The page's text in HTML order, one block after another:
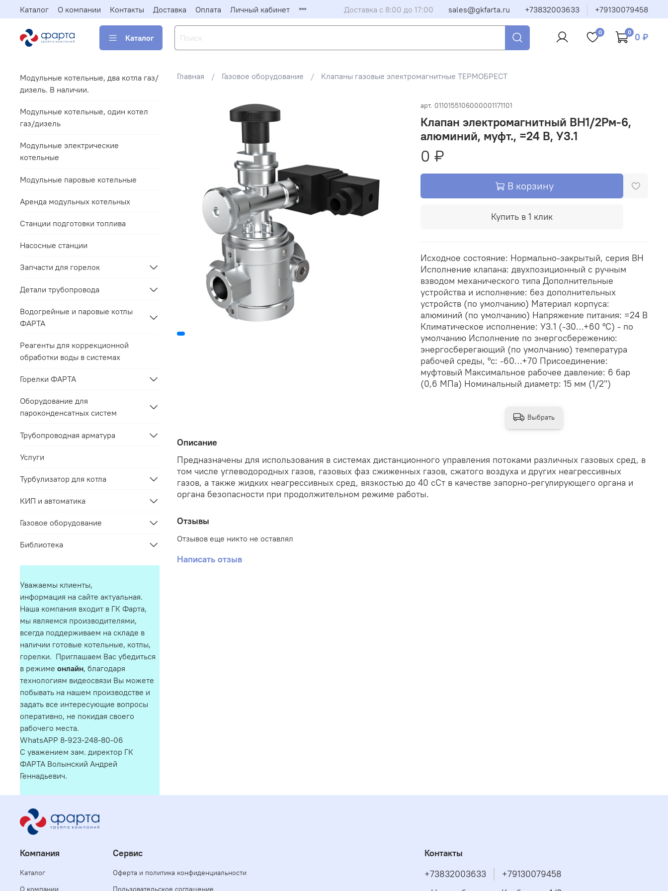
Каталог О компании Контакты Доставка Оплата Личный кабинет Доставка с 8:00 до 17:00 sales@gkfarta.ru +73832003633 +79130079458
Каталог
0 0 0 ₽
Главная Газовое оборудование Клапаны газовые электромагнитные ТЕРМОБРЕСТ
арт. 0110155106000001171101
Клапан электромагнитный ВН1/2Рм-6,
алюминий, муфт., =24 В, У3.1
0 ₽
В корзину
Купить в 1 клик
Исходное состояние: Нормально-закрытый, серия ВН
Исполнение клапана: двухпозиционный с ручным
взводом механического типа Дополнительные
устройства и исполнение: без дополнительных
устройств (по умолчанию) Материал корпуса:
алюминий (по умолчанию) Напряжение питания: =24 В
Климатическое исполнение: У3.1 (-30…+60 °С) - по
умолчанию Исполнение по энергосбережению:
энергосберегающий (по умолчанию) температура
рабочей среды, °с: -60…+70 Присоединение:
муфтовый Максимальное рабочее давление: 6 бар
(0,6 МПа) Номинальный диаметр: 15 мм (1/2")
Описание
Предназначены для использования в системах дистанционного управления потоками различных газовых сред, в
том числе углеводородных газов, газовых фаз сжиженных газов, сжатого воздуха и других неагрессивных
газов, а также жидких неагрессивных сред, вязкостью до 40 сСт в качестве запорно-регулирующего органа и
органа безопасности при продолжительном режиме работы.
Отзывы
Отзывов еще никто не оставлял
Написать отзыв
Выбрать
Модульные котельные, два котла газ/
дизель. В наличии.
Модульные котельные, один котел
газ/дизель
Модульные электрические
котельные
Модульные паровые котельные
Аренда модульных котельных
Станции подготовки топлива
Насосные станции
Запчасти для горелок
Детали трубопровода
Водогрейные и паровые котлы
ФАРТА
Реагенты для коррекционной
обработки воды в системах
Горелки ФАРТА
Оборудование для
пароконденсатных систем
Трубопроводная арматура
Услуги
Турбулизатор для котла
КИП и автоматика
Газовое оборудование
Библиотека
Уважаемы клиенты,
информация на сайте актуальная.
Наша компания входит в ГК Фарта,
мы являемся производителями,
всегда поддерживаем на складе в
наличии готовые котельные, котлы,
горелки. Приглашаем Вас убедиться
в режиме онлайн, благодаря
технологиям видеосвязи Вы можете
побывать на нашем производстве и
задать все интересующие вопросы
оперативно, не покидая своего
рабочего места.
WhatsAPP 8-923-248-80-06
С уважением зам. директор ГК
ФАРТА Волынский Андрей
Геннадьевич.
Компания
Каталог
О компании
Сервис
Оферта и политика конфиденциальности
Пользовательское соглашение
Контакты
+73832003633
+79130079458